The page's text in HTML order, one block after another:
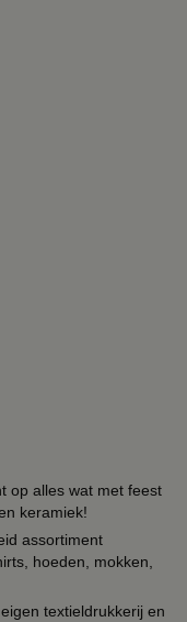
op alles wat met feest
keramiek!
assortiment
hoeden, mokken,
textieldrukkerij en